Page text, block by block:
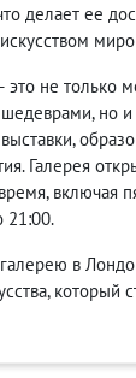
делает ее
не только
но и
Галерея
включая
21:00.
в
который